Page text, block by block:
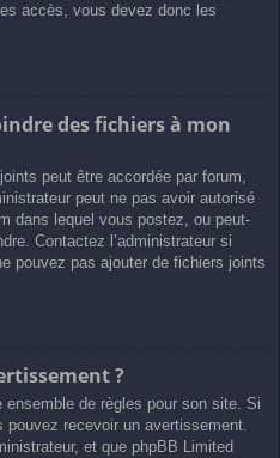
accès, vous devez donc les
des fichiers à mon
peut être accordée par forum,
peut ne pas avoir autorisé
dans lequel vous postez, ou peut-
Contactez l’administrateur si
pouvez pas ajouter de fichiers joints
?
de règles pour son site. Si
recevoir un avertissement.
et que phpBB Limited